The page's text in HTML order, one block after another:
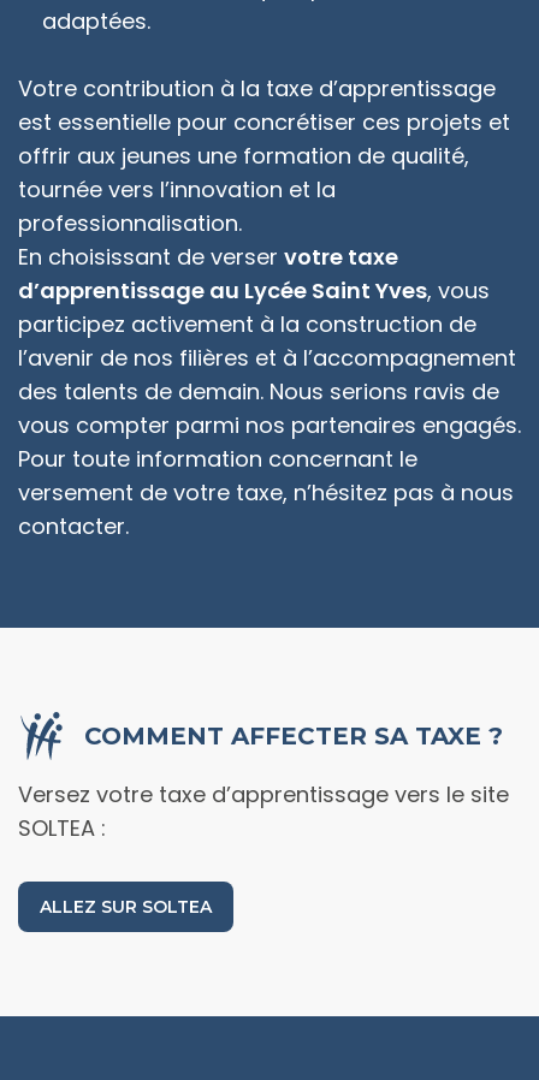
adaptées.
Votre contribution à la taxe d’apprentissage
est essentielle pour concrétiser ces projets et
offrir aux jeunes une formation de qualité,
tournée vers l’innovation et la
professionnalisation.
En choisissant de verser votre taxe
d’apprentissage au Lycée Saint Yves, vous
participez activement à la construction de
l’avenir de nos filières et à l’accompagnement
des talents de demain. Nous serions ravis de
vous compter parmi nos partenaires engagés.
Pour toute information concernant le
versement de votre taxe, n’hésitez pas à nous
contacter.
COMMENT AFFECTER SA TAXE ?
Versez votre taxe d’apprentissage vers le site
SOLTEA :
ALLEZ SUR SOLTEA